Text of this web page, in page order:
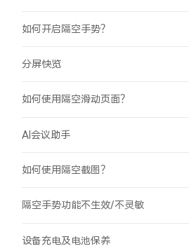
如何开启隔空手势？
分屏快览
如何使用隔空滑动页面？
AI会议助手
如何使用隔空截图？
隔空手势功能不生效/不灵敏
设备充电及电池保养